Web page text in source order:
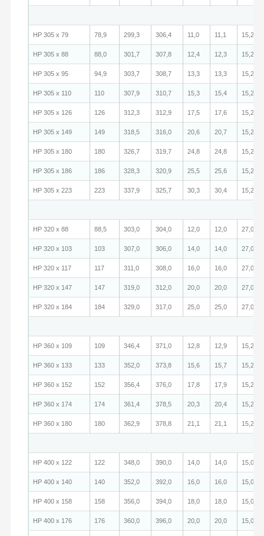
HP 305 x 79 78,9 299,3 306,4 11,0 11,1 15,2
HP 305 x 88 88,0 301,7 307,8 12,4 12,3 15,2
HP 305 x 95 94,9 303,7 308,7 13,3 13,3 15,2
HP 305 x 110 110 307,9 310,7 15,3 15,4 15,2
HP 305 x 126 126 312,3 312,9 17,5 17,6 15,2
HP 305 x 149 149 318,5 316,0 20,6 20,7 15,2
HP 305 x 180 180 326,7 319,7 24,8 24,8 15,2
HP 305 x 186 186 328,3 320,9 25,5 25,6 15,2
HP 305 x 223 223 337,9 325,7 30,3 30,4 15,2
HP 320 x 88 88,5 303,0 304,0 12,0 12,0 27,0
HP 320 x 103 103 307,0 306,0 14,0 14,0 27,0
HP 320 x 117 117 311,0 308,0 16,0 16,0 27,0
HP 320 x 147 147 319,0 312,0 20,0 20,0 27,0
HP 320 x 184 184 329,0 317,0 25,0 25,0 27,0
HP 360 x 109 109 346,4 371,0 12,8 12,9 15,2
HP 360 x 133 133 352,0 373,8 15,6 15,7 15,2
HP 360 x 152 152 356,4 376,0 17,8 17,9 15,2
HP 360 x 174 174 361,4 378,5 20,3 20,4 15,2
HP 360 x 180 180 362,9 378,8 21,1 21,1 15,2
HP 400 x 122 122 348,0 390,0 14,0 14,0 15,0
HP 400 x 140 140 352,0 392,0 16,0 16,0 15,0
HP 400 x 158 158 356,0 394,0 18,0 18,0 15,0
HP 400 x 176 176 360,0 396,0 20,0 20,0 15,0